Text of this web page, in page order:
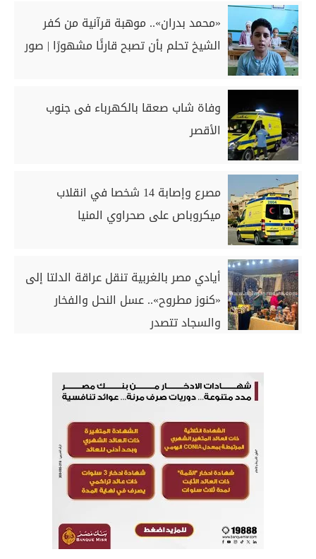
«محمد بدران».. موهبة قرآنية من كفر
الشيخ تحلم بأن تصبح قارئًا مشهورًا | صور
وفاة شاب صعقا بالكهرباء فى جنوب
الأقصر
مصرع وإصابة 14 شخصا في انقلاب
ميكروباص على صحراوي المنيا
أيادي مصر بالغربية تنقل عراقة الدلتا إلى
«كنوز مطروح».. عسل النحل والفخار
والسجاد تتصدر